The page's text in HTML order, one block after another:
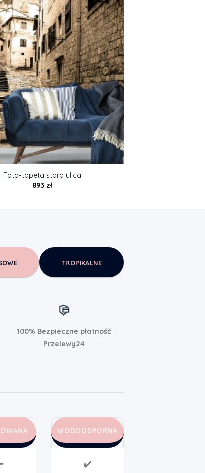
Foto-tapeta stara ulica
893 zł
TROPIKALNE
100% Bezpieczne płatność
Przelewy24
WODOODPORNA
✔️